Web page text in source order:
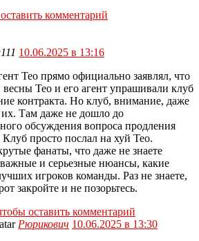
комментарий
10.06.2025 в 13:16
Тео прямо официально заявлял, что
Тео и его агент упрашивали клуб
контракта. Но клуб, внимание, даже
Там даже не дошло до
обсуждения вопроса продления
Клуб просто послал на хуй Тео.
фанаты, что даже не знаете
важные и серьезные нюансы, какие
игроков команды. Раз не знаете,
закройте и не позорьтесь.
оставить комментарий
Рюрикович 10.06.2025 в 13:30